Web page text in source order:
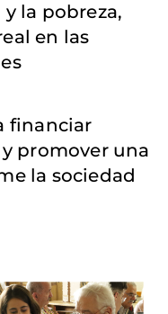
la pobreza,
en las
financiar
promover una
la sociedad